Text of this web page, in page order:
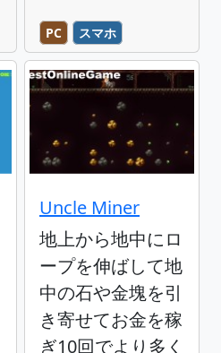
PC スマホ
Uncle Miner
地上から地中にロ
ープを伸ばして地
中の石や金塊を引
き寄せてお金を稼
ぎ10回でより多く